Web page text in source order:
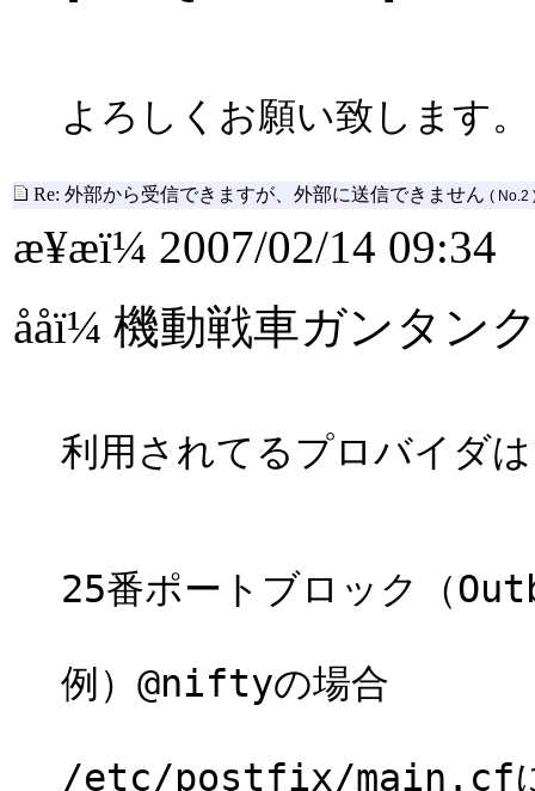
よろしくお願い致します。
Re: 外部から受信できますが、外部に送信できません ( No.2
æ¥æï¼ 2007/02/14 09:34
ååï¼ 機動戦車ガンタン
利用されてるプロバイダ
25番ポートブロック（
例）@niftyの場合
/etc/postfix/main.cf